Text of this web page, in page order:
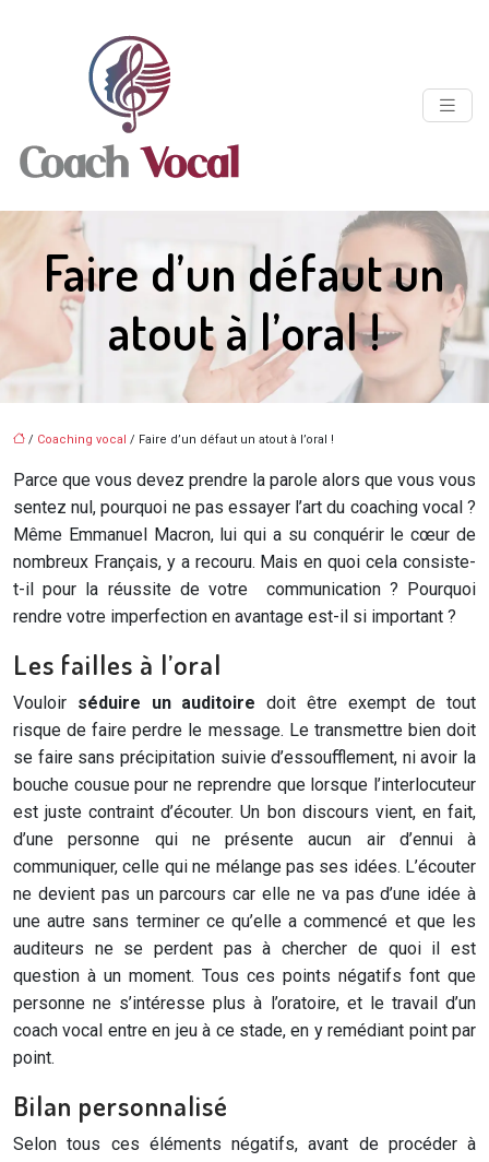
Faire d’un défaut un
atout à l’oral !
/ Coaching vocal / Faire d’un défaut un atout à l’oral !
Parce que vous devez prendre la parole alors que vous vous
sentez nul, pourquoi ne pas essayer l’art du coaching vocal ?
Même Emmanuel Macron, lui qui a su conquérir le cœur de
nombreux Français, y a recouru. Mais en quoi cela consiste-
t-il pour la réussite de votre communication ? Pourquoi
rendre votre imperfection en avantage est-il si important ?
Les failles à l’oral
Vouloir séduire un auditoire doit être exempt de tout
risque de faire perdre le message. Le transmettre bien doit
se faire sans précipitation suivie d’essoufflement, ni avoir la
bouche cousue pour ne reprendre que lorsque l’interlocuteur
est juste contraint d’écouter. Un bon discours vient, en fait,
d’une personne qui ne présente aucun air d’ennui à
communiquer, celle qui ne mélange pas ses idées. L’écouter
ne devient pas un parcours car elle ne va pas d’une idée à
une autre sans terminer ce qu’elle a commencé et que les
auditeurs ne se perdent pas à chercher de quoi il est
question à un moment. Tous ces points négatifs font que
personne ne s’intéresse plus à l’oratoire, et le travail d’un
coach vocal entre en jeu à ce stade, en y remédiant point par
point.
Bilan personnalisé
Selon tous ces éléments négatifs, avant de procéder à